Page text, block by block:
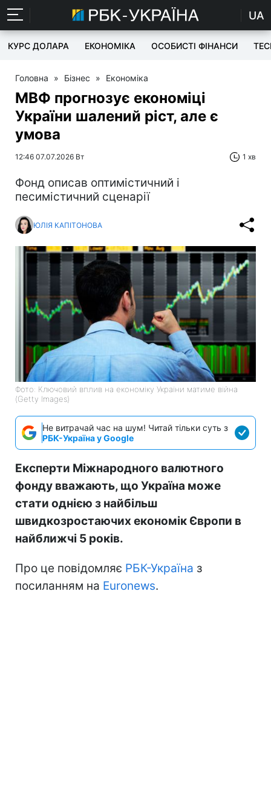
UA
КУРС ДОЛАРА ЕКОНОМІКА ОСОБИСТІ ФІНАНСИ
Головна » Бізнес » Економіка
МВФ прогнозує економіці
України шалений ріст, але є
умова
12:46 07.07.2026 Вт 1 хв
Фонд описав оптимістичний і
песимістичний сценарії
ЮЛІЯ КАПІТОНОВА
Фото: Ключовий вплив на економіку України матиме війна
(Getty Images)
Не витрачай час на шум! Читай тільки суть з
РБК-Україна у Google
Експерти Міжнародного валютного
фонду вважають, що Україна може
стати однією з найбільш
швидкозростаючих економік Європи в
найближчі 5 років.
Про це повідомляє РБК-Україна з
посиланням на Euronews.